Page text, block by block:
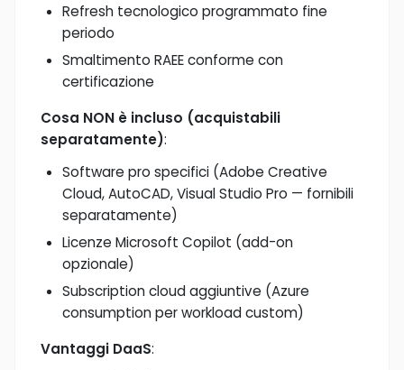
Refresh tecnologico programmato fine
periodo
Smaltimento RAEE conforme con
certificazione
Cosa NON è incluso (acquistabili
separatamente):
Software pro specifici (Adobe Creative
Cloud, AutoCAD, Visual Studio Pro — fornibili
separatamente)
Licenze Microsoft Copilot (add-on
opzionale)
Subscription cloud aggiuntive (Azure
consumption per workload custom)
Vantaggi DaaS: